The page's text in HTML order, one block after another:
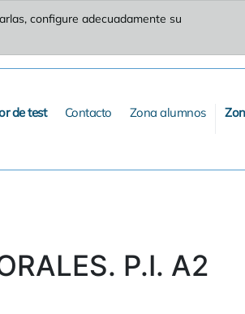
configure adecuadamente su
de test Contacto Zona alumnos
P.I. A2